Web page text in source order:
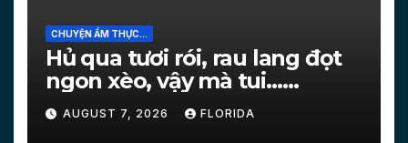
CHUYỆN ẨM THỰC...
Hủ qua tươi rói, rau lang đọt
ngon xèo, vậy mà tui…
[PICTURES]
AUGUST 7, 2026 FLORIDA